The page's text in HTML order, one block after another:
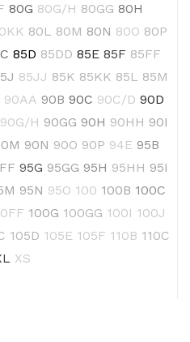
80G 80G/H 80GG 80H
80L 80M 80N 80O 80P
85D 85DD 85E 85F 85FF
85JJ 85K 85KK 85L 85M
90AA 90B 90C 90C/D 90D
90G/H 90GG 90H 90HH 90I
90N 90O 90P 94E 95B
95G 95GG 95H 95HH 95I
95N 95O 100 100B 100C
100G 100GG 100I 100J
105D 105E 105F 110B 110C
XS